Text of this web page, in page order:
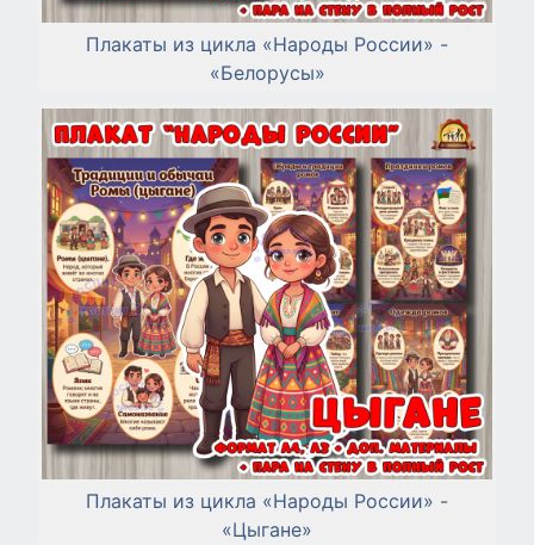
Плакаты из цикла «Народы России» -
«Белорусы»
Плакаты из цикла «Народы России» -
«Цыгане»